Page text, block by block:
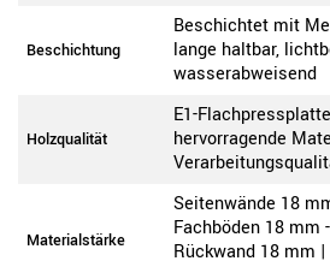
Beschichtung
Beschichtet mit
lange haltbar,
wasserabweisend
Holzqualität
E1-
hervorragende
Materialstärke
Seitenwände 18
Fachböden 18 mm
Rückwand 18 mm